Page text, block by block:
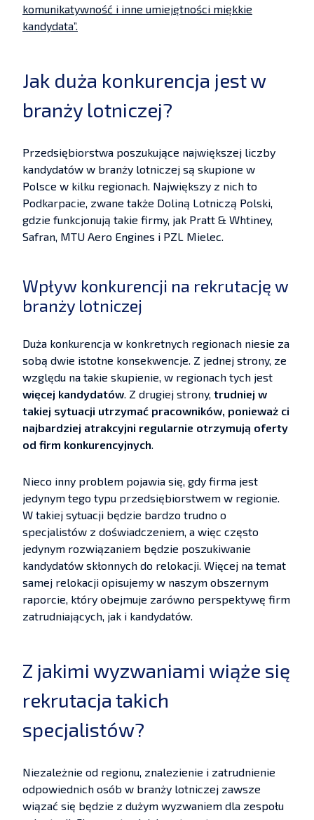
komunikatywność i inne umiejętności miękkie
kandydata”.
Jak duża konkurencja jest w
branży lotniczej?
Przedsiębiorstwa poszukujące największej liczby
kandydatów w branży lotniczej są skupione w
Polsce w kilku regionach. Największy z nich to
Podkarpacie, zwane także Doliną Lotniczą Polski,
gdzie funkcjonują takie firmy, jak Pratt & Whtiney,
Safran, MTU Aero Engines i PZL Mielec.
Wpływ konkurencji na rekrutację w
branży lotniczej
Duża konkurencja w konkretnych regionach niesie za
sobą dwie istotne konsekwencje. Z jednej strony, ze
względu na takie skupienie, w regionach tych jest
więcej kandydatów. Z drugiej strony, trudniej w
takiej sytuacji utrzymać pracowników, ponieważ ci
najbardziej atrakcyjni regularnie otrzymują oferty
od firm konkurencyjnych.
Nieco inny problem pojawia się, gdy firma jest
jedynym tego typu przedsiębiorstwem w regionie.
W takiej sytuacji będzie bardzo trudno o
specjalistów z doświadczeniem, a więc często
jedynym rozwiązaniem będzie poszukiwanie
kandydatów skłonnych do relokacji. Więcej na temat
samej relokacji opisujemy w naszym obszernym
raporcie, który obejmuje zarówno perspektywę firm
zatrudniających, jak i kandydatów.
Z jakimi wyzwaniami wiąże się
rekrutacja takich
specjalistów?
Niezależnie od regionu, znalezienie i zatrudnienie
odpowiednich osób w branży lotniczej zawsze
wiązać się będzie z dużym wyzwaniem dla zespołu